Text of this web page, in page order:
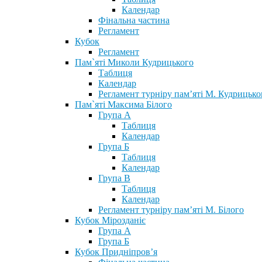
Календар
Фінальна частина
Регламент
Кубок
Регламент
Пам`яті Миколи Кудрицького
Таблиця
Календар
Регламент турніру пам’яті М.
Пам`яті Максима Білого
Група А
Таблиця
Календар
Група Б
Таблиця
Календар
Група В
Таблиця
Календар
Регламент турніру пам’яті М. Білого
Кубок Мірозданіє
Група А
Група Б
Кубок Придніпров’я